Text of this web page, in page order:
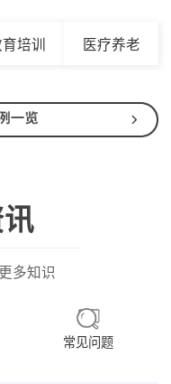
培训 医疗养老
多知识
常见问题